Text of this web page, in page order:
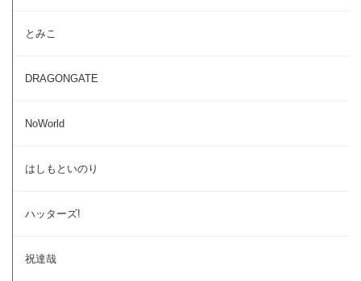
とみこ
DRAGONGATE
NoWorld
はしもといのり
ハッターズ!
祝達哉